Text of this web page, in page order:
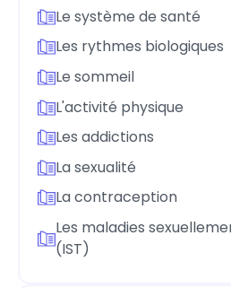
Le système de santé
Les rythmes biologiques
Le sommeil
L'activité physique
Les addictions
La sexualité
La contraception
Les maladies
(IST)